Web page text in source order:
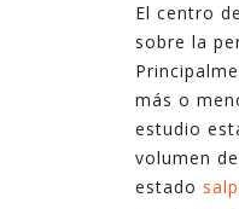
Bienvenido/a a mi
Estás en un
mis experiencias
negocio a partir
El centro
sobre la
más o
estudio
volumen
estado